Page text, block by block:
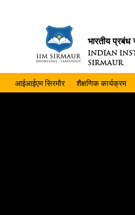
भारतीय प्रबंध
INDIAN
SIRMAUR
आईआईएम सिरमौर शैक्षणिक कार्यक्रम